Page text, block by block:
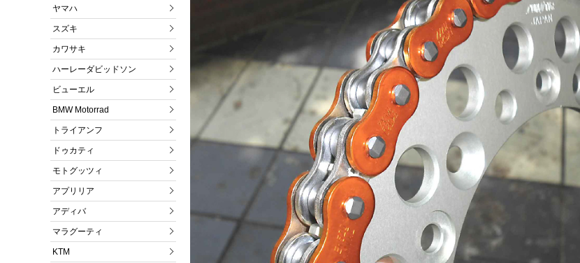
ヤマハ
スズキ
カワサキ
ハーレーダビッドソン
ビューエル
BMW Motorrad
トライアンフ
ドゥカティ
モトグッツィ
アプリリア
アディバ
マラグーティ
KTM